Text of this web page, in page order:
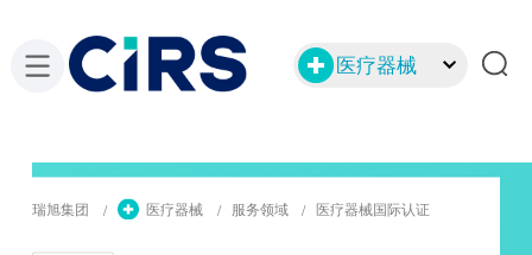
医疗器械
瑞旭集团 医疗器械 服务领域 医疗器械国际认证